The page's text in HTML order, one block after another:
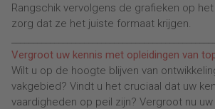
Rangschik vervolgens de grafieken op
zorg dat ze het juiste formaat krijgen.
Vergroot uw kennis met opleidingen van
Wilt u op de hoogte blijven van
vakgebied? Vindt u het cruciaal dat uw
vaardigheden op peil zijn? Vergroot nu